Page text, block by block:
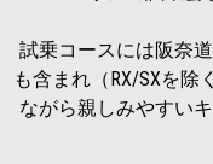
試乗コースには阪奈
も含まれ（RX/SXを除
ながら親しみやすい